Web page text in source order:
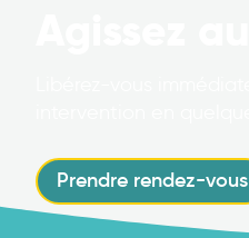
Prendre rendez-vous